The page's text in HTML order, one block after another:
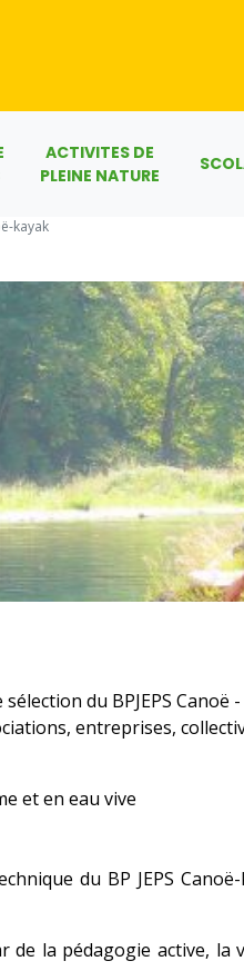
ACTIVITES DE
PLEINE NATURE
kayak
du BPJEPS Canoë -
entreprises,
et en eau vive
du BP JEPS
la pédagogie active, la